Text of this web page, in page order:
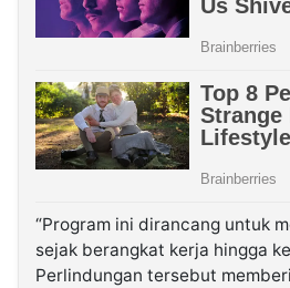
“Program ini dirancang untuk
sejak berangkat kerja hingga
Perlindungan tersebut